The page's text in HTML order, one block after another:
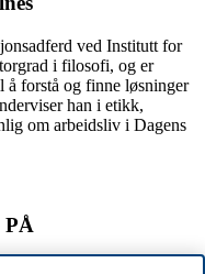
ved Institutt for
i filosofi, og er
å forstå og finne løsninger
han i etikk,
om arbeidsliv i Dagens